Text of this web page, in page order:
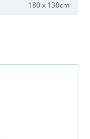
180 x 130cm